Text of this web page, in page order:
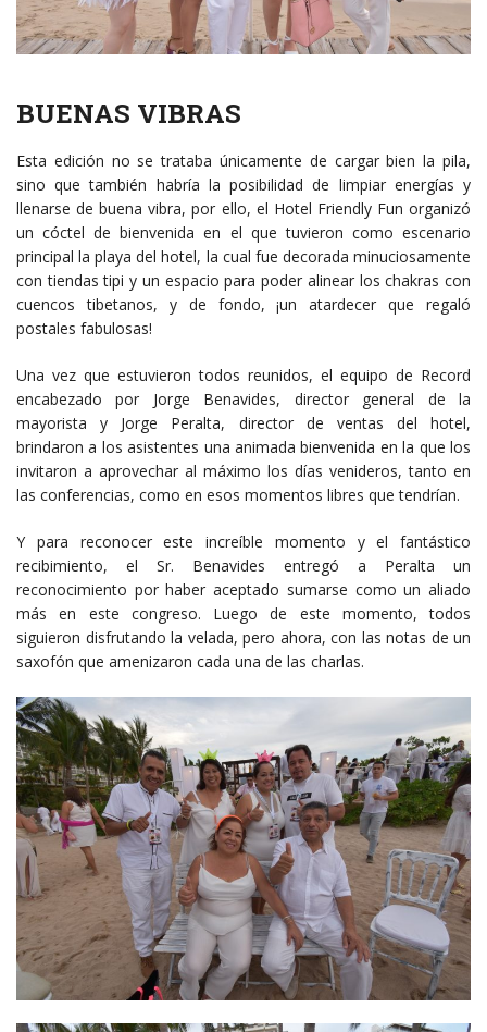
BUENAS VIBRAS
Esta edición no se trataba únicamente de cargar bien la pila,
sino que también habría la posibilidad de limpiar energías y
llenarse de buena vibra, por ello, el Hotel Friendly Fun organizó
un cóctel de bienvenida en el que tuvieron como escenario
principal la playa del hotel, la cual fue decorada minuciosamente
con tiendas tipi y un espacio para poder alinear los chakras con
cuencos tibetanos, y de fondo, ¡un atardecer que regaló
postales fabulosas!
Una vez que estuvieron todos reunidos, el equipo de Record
encabezado por Jorge Benavides, director general de la
mayorista y Jorge Peralta, director de ventas del hotel,
brindaron a los asistentes una animada bienvenida en la que los
invitaron a aprovechar al máximo los días venideros, tanto en
las conferencias, como en esos momentos libres que tendrían.
Y para reconocer este increíble momento y el fantástico
recibimiento, el Sr. Benavides entregó a Peralta un
reconocimiento por haber aceptado sumarse como un aliado
más en este congreso. Luego de este momento, todos
siguieron disfrutando la velada, pero ahora, con las notas de un
saxofón que amenizaron cada una de las charlas.